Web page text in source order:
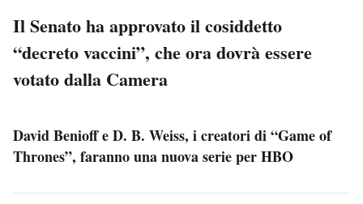
Il Senato ha approvato il cosiddetto
“decreto vaccini”, che ora dovrà essere
votato dalla Camera
David Benioff e D. B. Weiss, i creatori di “Game of
Thrones”, faranno una nuova serie per HBO